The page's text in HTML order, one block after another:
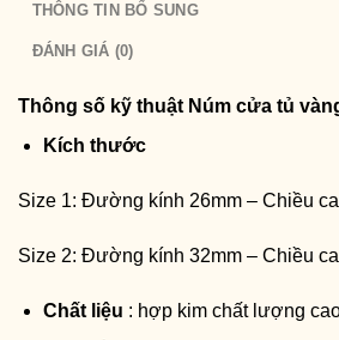
THÔNG TIN BỔ SUNG
ĐÁNH GIÁ (0)
Thông số kỹ thuật Núm cửa tủ
Kích thước
Size 1: Đường kính 26mm – Chiều
Size 2: Đường kính 32mm – Chiều
Chất liệu : hợp kim chất lượng